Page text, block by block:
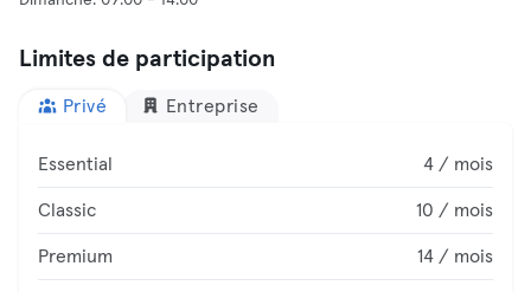
Limites de participation
Privé Entreprise
Essential 4 / mois
Classic 10 / mois
Premium 14 / mois